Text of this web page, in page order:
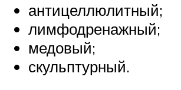
антицеллюлитный;
лимфодренажный;
медовый;
скульптурный.